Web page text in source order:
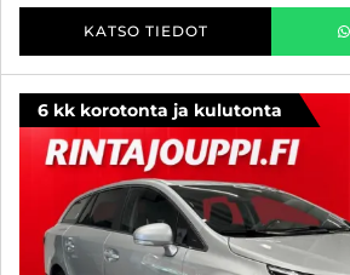
KATSO TIEDOT
6 kk korotonta ja kulutonta